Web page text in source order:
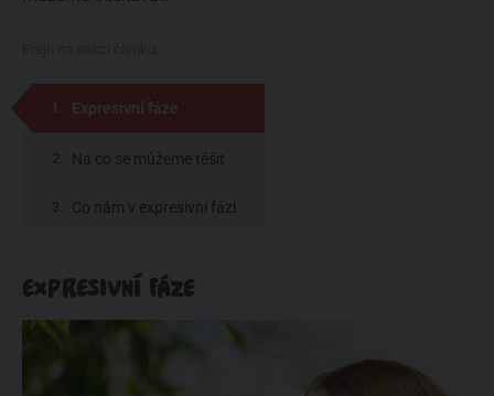
Expresivní fáze
Na co se můžeme těšit
během expresivní fáze
Co nám v expresivní fázi
EXPRESIVNÍ FÁZE